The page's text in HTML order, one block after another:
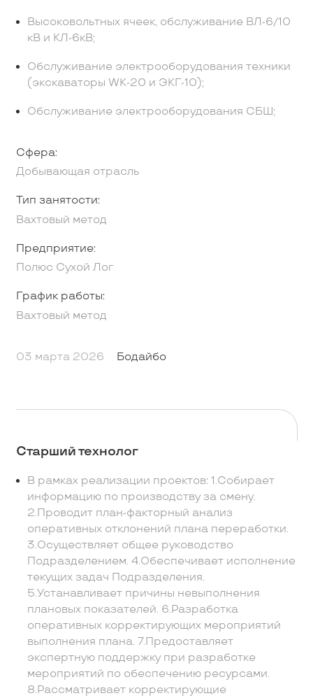
Высоковольтных ячеек, обслуживание ВЛ-6/10
кВ и КЛ-6кВ;
Обслуживание электрооборудования техники
(экскаваторы WК-20 и ЭКГ-10);
Обслуживание электрооборудования СБШ;
Сфера:
Добывающая отрасль
Тип занятости:
Вахтовый метод
Предприятие:
Полюс Сухой Лог
График работы:
Вахтовый метод
03 марта 2026 Бодайбо
Старший технолог
В рамках реализации проектов: 1.Собирает
информацию по производству за смену.
2.Проводит план-факторный анализ
оперативных отклонений плана переработки.
3.Осуществляет общее руководство
Подразделением. 4.Обеспечивает исполнение
текущих задач Подразделения.
5.Устанавливает причины невыполнения
плановых показателей. 6.Разработка
оперативных корректирующих мероприятий
выполнения плана. 7.Предоставляет
экспертную поддержку при разработке
мероприятий по обеспечению ресурсами.
8.Рассматривает корректирующие